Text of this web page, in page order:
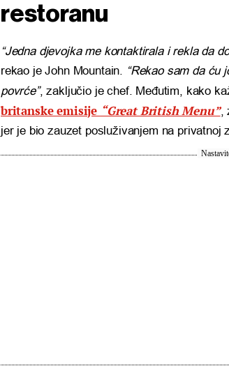
restoranu
“Jedna djevojka me kontaktirala i rekla da
rekao je John Mountain. “Rekao sam da ću
povrće”, zaključio je chef. Međutim, kako
britanske emisije “Great British Menu”,
jer je bio zauzet posluživanjem na privatnoj